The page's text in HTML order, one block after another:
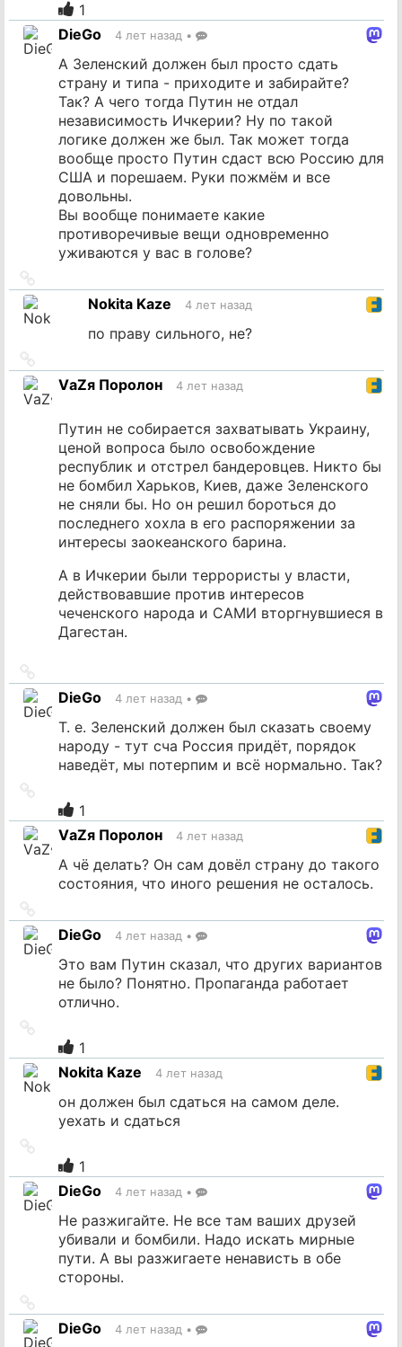
источник
1
DieGo
4 лет назад •
А Зеленский должен был просто сдать
страну и типа - приходите и забирайте?
Так? А чего тогда Путин не отдал
независимость Ичкерии? Ну по такой
логике должен же был. Так может тогда
вообще просто Путин сдаст всю Россию для
США и порешаем. Руки пожмём и все
довольны.
Вы вообще понимаете какие
противоречивые вещи одновременно
уживаются у вас в голове?
на
источникNokita Kaze 4 лет назад
по праву сильного, не?
на
источник
VаZя Поролон 4 лет назад
Путин не собирается захватывать Украину,
ценой вопроса было освобождение
республик и отстрел бандеровцев. Никто бы
не бомбил Харьков, Киев, даже Зеленского
не сняли бы. Но он решил бороться до
последнего хохла в его распоряжении за
интересы заокеанского барина.
А в Ичкерии были террористы у власти,
действовавшие против интересов
чеченского народа и САМИ вторгнувшиеся в
Дагестан.
на
источник
DieGo 4 лет назад •
Т. е. Зеленский должен был сказать своему
народу - тут сча Россия придёт, порядок
наведёт, мы потерпим и всё нормально. Так?
источник
1
VаZя Поролон
4 лет назад
А чё делать? Он сам довёл страну до такого
состояния, что иного решения не осталось.
на
источник
DieGo 4 лет назад •
Это вам Путин сказал, что других вариантов
не было? Понятно. Пропаганда работает
отлично.
источник
1
Nokita Kaze
4 лет назад
он должен был сдаться на самом деле.
уехать и сдаться
источник
1
DieGo
4 лет назад •
Не разжигайте. Не все там ваших друзей
убивали и бомбили. Надо искать мирные
пути. А вы разжигаете ненависть в обе
стороны.
на
источник
DieGo 4 лет назад •